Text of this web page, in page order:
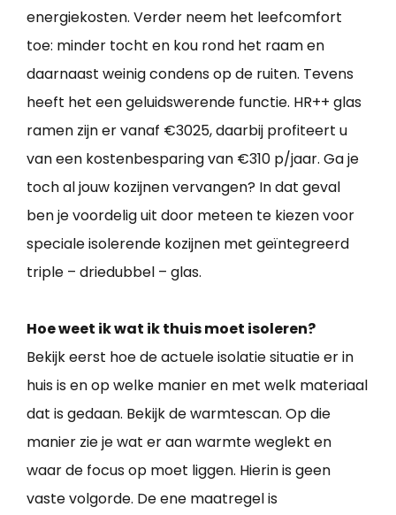
energiekosten. Verder neem het leefcomfort
toe: minder tocht en kou rond het raam en
daarnaast weinig condens op de ruiten. Tevens
heeft het een geluidswerende functie. HR++ glas
ramen zijn er vanaf €3025, daarbij profiteert u
van een kostenbesparing van €310 p/jaar. Ga je
toch al jouw kozijnen vervangen? In dat geval
ben je voordelig uit door meteen te kiezen voor
speciale isolerende kozijnen met geïntegreerd
triple – driedubbel – glas.
Hoe weet ik wat ik thuis moet isoleren?
Bekijk eerst hoe de actuele isolatie situatie er in
huis is en op welke manier en met welk materiaal
dat is gedaan. Bekijk de warmtescan. Op die
manier zie je wat er aan warmte weglekt en
waar de focus op moet liggen. Hierin is geen
vaste volgorde. De ene maatregel is